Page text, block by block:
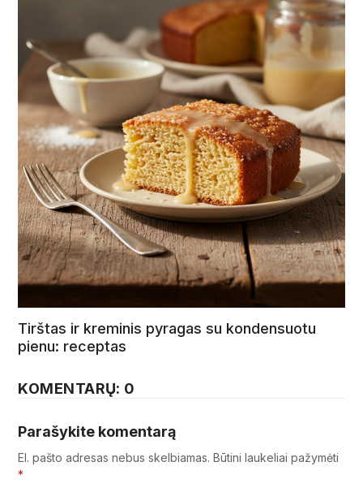
Tirštas ir kreminis pyragas su kondensuotu
pienu: receptas
KOMENTARŲ: 0
Parašykite komentarą
El. pašto adresas nebus skelbiamas. Būtini laukeliai pažymėti
*